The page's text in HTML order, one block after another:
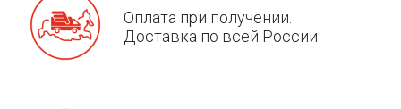
Оплата при получении.
Доставка по всей России